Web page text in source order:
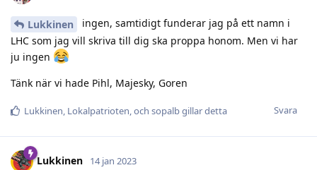
Lukkinen
ingen, samtidigt funderar jag på ett namn i
LHC som jag vill skriva till dig ska proppa honom. Men vi har
ju ingen
Tänk när vi hade Pihl, Majesky, Goren
Svara
Lukkinen, Lokalpatrioten, och sopalbgillar detta
Lukkinen 14 jan 2023